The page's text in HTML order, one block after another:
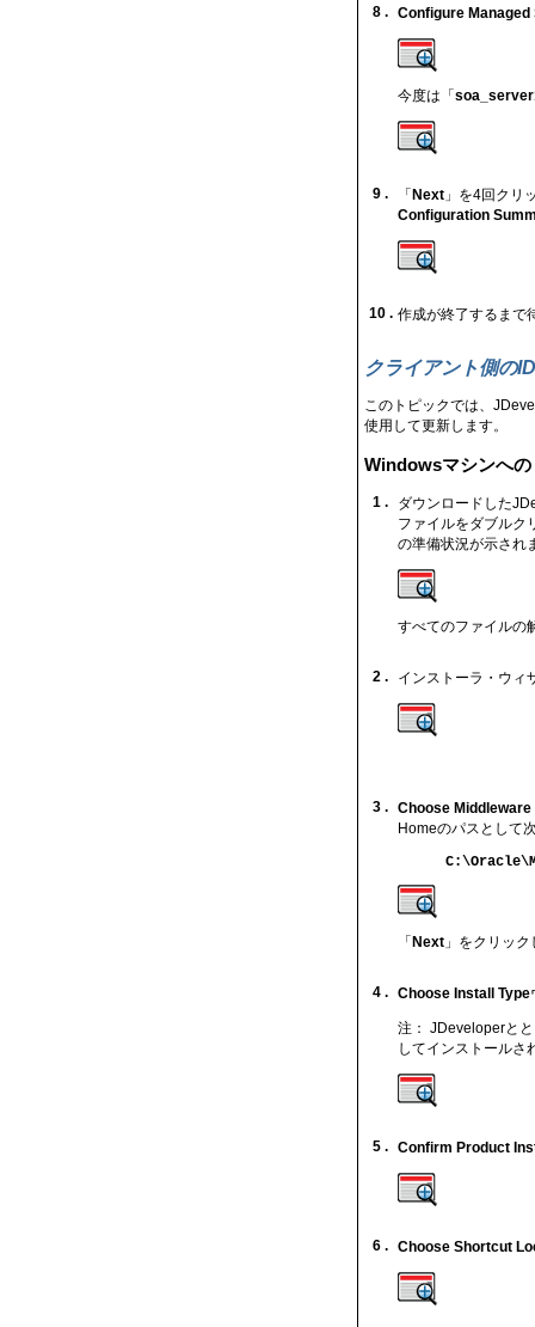
8 . Configure
今度は「
9 . 「 Next 」を4回クリ
Configuration
10 . 作成が終了するまで
クライアント側の
このトピックでは、
使用して更新します。
Windowsマシンへ
1 .
ダウンロードした
ファイルをダブルク
の準備状況が示され
すべてのファイルの
2 . インストーラ・ウィ
3 . Choose
Homeのパスとして
「 Next 」をクリッ
4 . Choose Install Type
注： JDeveloperと
してインストールさ
5 . Confirm Product
6 . Choose Shortcut